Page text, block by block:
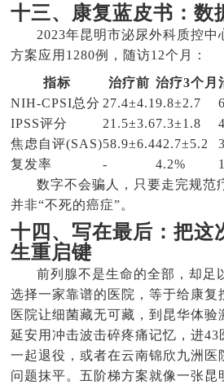
十三、康复蓝皮书：数
2023年昆明市泌尿外科质控中
方案应用1280例，随访12个月：
指标
治疗前 治疗3个月
NIH-CPSI总分 27.4±4.19.8±2.7
IPSS评分
21.5±3.67.3±1.8
焦虑自评(SAS)58.9±6.442.7±5.2
复发率
- 4.2%
数字不会骗人，只要走完规范
并非“不死的癌症”。
十四、写在最后：把这
生重启键
前列腺不是生命的全部，却足
选择一家靠谱的医院，等于给康复
医院让细菌藏无可藏，到昆华体验
延安用冲击波击碎疼痛记忆，进43
一起退役，或者在云南锦欣九洲医
问题抹平。五阶梯方案就像一张昆